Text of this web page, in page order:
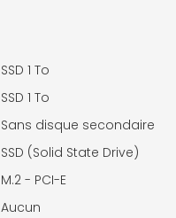
SSD 1 To
SSD 1 To
Sans disque secondaire
SSD (Solid State Drive)
M.2 - PCI-E
Aucun